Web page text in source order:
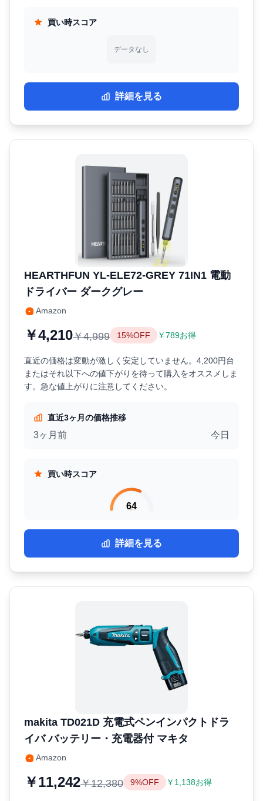
買い時スコア
データなし
詳細を見る
HEARTHFUN ‎YL-ELE72-GREY 71IN1 電動
ドライバー ダークグレー
Amazon
￥4,210￥4,999 15%OFF ￥789お得
直近の価格は変動が激しく安定していません。4,200円台
またはそれ以下への値下がりを待って購入をオススメしま
す。急な値上がりに注意してください。
直近3ヶ月の価格推移
3ヶ月前 今日
買い時スコア
64
詳細を見る
makita TD021D 充電式ペンインパクトドラ
イバ バッテリー・充電器付 マキタ
Amazon
￥11,242￥12,380 9%OFF ￥1,138お得